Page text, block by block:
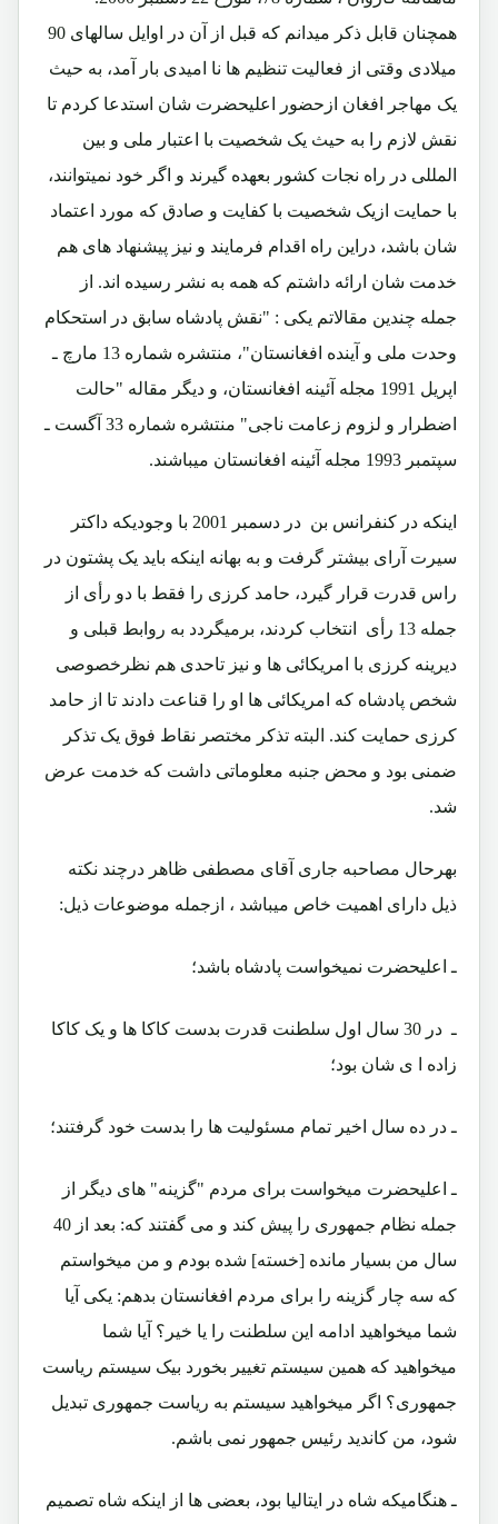
همچنان قابل ذکر میدانم که قبل از آن در اوایل سالهای 90
میلادی وقتی از فعالیت تنظیم ها نا امیدی بار آمد، به حیث
یک مهاجر افغان ازحضور اعلیحضرت شان استدعا کردم تا
نقش لازم را به حیث یک شخصیت با اعتبار ملی و بین
المللی در راه نجات کشور بعهده گیرند و اگر خود نمیتوانند،
با حمایت ازیک شخصیت با کفایت و صادق که مورد اعتماد
شان باشد، دراین راه اقدام فرمایند و نیز پیشنهاد های هم
خدمت شان ارائه داشتم که همه به نشر رسیده اند. از
جمله چندین مقالاتم یکی : "نقش پادشاه سابق در استحکام
وحدت ملی و آینده افغانستان"، منتشره شماره 13 مارچ ـ
اپریل 1991 مجله آئینه افغانستان، و دیگر مقاله "حالت
اضطرار و لزوم زعامت ناجی" منتشره شماره 33 آگست ـ
سپتمبر 1993 مجله آئینه افغانستان میباشند.
اینکه در کنفرانس بن در دسمبر 2001 با وجودیکه داکتر
سیرت آرای بیشتر گرفت و به بهانه اینکه باید یک پشتون در
راس قدرت قرار گیرد، حامد کرزی را فقط با دو رأی از
جمله 13 رأی انتخاب کردند، برمیگردد به روابط قبلی و
دیرینه کرزی با امریکائی ها و نیز تاحدی هم نظرخصوصی
شخص پادشاه که امریکائی ها او را قناعت دادند تا از حامد
کرزی حمایت کند. البته تذکر مختصر نقاط فوق یک تذکر
ضمنی بود و محض جنبه معلوماتی داشت که خدمت عرض
شد.
بهرحال مصاحبه جاری آقای مصطفی ظاهر درچند نکته
ذیل دارای اهمیت خاص میباشد ، ازجمله موضوعات ذیل:
ـ اعلیحضرت نمیخواست پادشاه باشد؛
ـ در 30 سال اول سلطنت قدرت بدست کاکا ها و یک کاکا
زاده ا ی شان بود؛
ـ در ده سال اخیر تمام مسئولیت ها را بدست خود گرفتند؛
ـ اعلیحضرت میخواست برای مردم "گزینه" های دیگر از
جمله نظام جمهوری را پیش کند و می گفتند که: بعد از 40
سال من بسیار مانده [خسته] شده بودم و من میخواستم
که سه چار گزینه را برای مردم افغانستان بدهم: یکی آیا
شما میخواهید ادامه این سلطنت را یا خیر؟ آیا شما
میخواهید که همین سیستم تغییر بخورد بیک سیستم ریاست
جمهوری؟ اگر میخواهید سیستم به ریاست جمهوری تبدیل
شود، من کاندید رئیس جمهور نمی باشم.
ـ هنگامیکه شاه در ایتالیا بود، بعضی ها از اینکه شاه تصمیم